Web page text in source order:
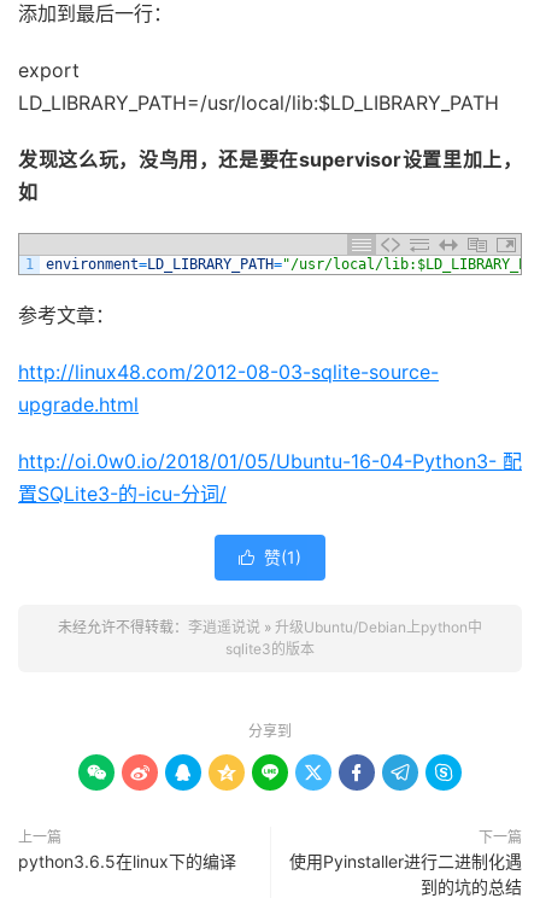
添加到最后一行：
export
LD_LIBRARY_PATH=/usr/local/lib:$LD_LIBRARY_PATH
发现这么玩，没鸟用，还是要在supervisor设置里加上，
如
1 environment=LD_LIBRARY_PATH="/usr/local/
参考文章：
http://linux48.com/2012-08-03-sqlite-source-
upgrade.html
http://oi.0w0.io/2018/01/05/Ubuntu-16-04-Python3-配
置SQLite3-的-icu-分词/
 赞(1)
未经允许不得转载： 李逍遥说说 » 升级Ubuntu/Debian上python中
sqlite3的版本
分享到
        
上一篇
python3.6.5在linux下的编译
下一篇
使用Pyinstaller进行二进制化遇
到的坑的总结